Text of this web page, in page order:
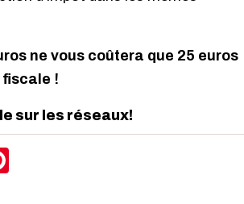
ne vous coûtera que 25 euros
!
sur les réseaux!